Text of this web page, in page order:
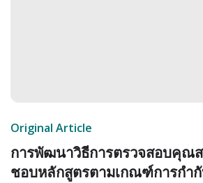
Original Article
การพัฒนาวิธีการตรวจสอบคุณ
ชอบหลักสูตรตามเกณฑ์การกำ